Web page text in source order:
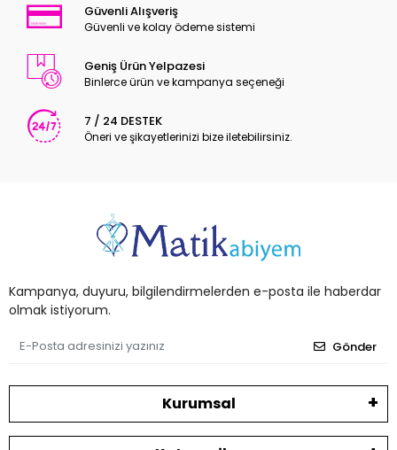
Güvenli Alışveriş
Güvenli ve kolay ödeme sistemi
Geniş Ürün Yelpazesi
Binlerce ürün ve kampanya seçeneği
7 / 24 DESTEK
Öneri ve şikayetlerinizi bize iletebilirsiniz.
Kampanya, duyuru, bilgilendirmelerden e-posta ile haberdar
olmak istiyorum.
Gönder
Kurumsal